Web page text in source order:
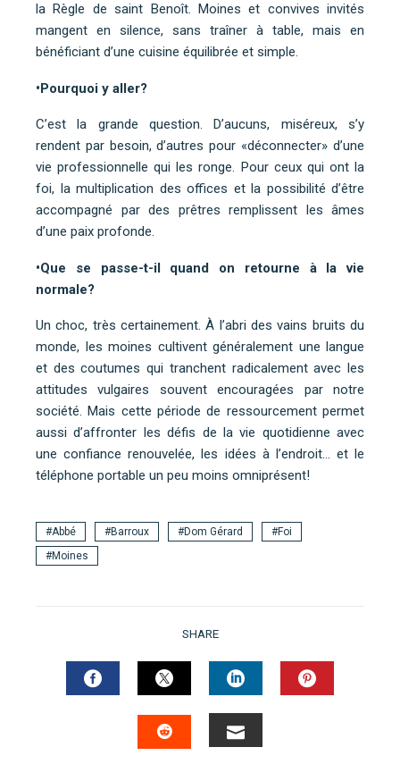
la Règle de saint Benoît. Moines et convives invités
mangent en silence, sans traîner à table, mais en
bénéficiant d’une cuisine équilibrée et simple.
•Pourquoi y aller?
C’est la grande question. D’aucuns, miséreux, s’y
rendent par besoin, d’autres pour «déconnecter» d’une
vie professionnelle qui les ronge. Pour ceux qui ont la
foi, la multiplication des offices et la possibilité d’être
accompagné par des prêtres remplissent les âmes
d’une paix profonde.
•Que se passe-t-il quand on retourne à la vie
normale?
Un choc, très certainement. À l’abri des vains bruits du
monde, les moines cultivent généralement une langue
et des coutumes qui tranchent radicalement avec les
attitudes vulgaires souvent encouragées par notre
société. Mais cette période de ressourcement permet
aussi d’affronter les défis de la vie quotidienne avec
une confiance renouvelée, les idées à l’endroit… et le
téléphone portable un peu moins omniprésent!
Abbé Barroux Dom Gérard
Foi
Moines
SHARE
FACEBOOKTWITTERLINKEDIN